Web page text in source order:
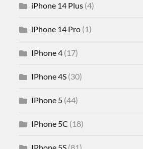
iPhone 14 Plus (4)
iPhone 14 Pro (1)
IPhone 4 (17)
IPhone 4S (30)
IPhone 5 (44)
IPhone 5C (18)